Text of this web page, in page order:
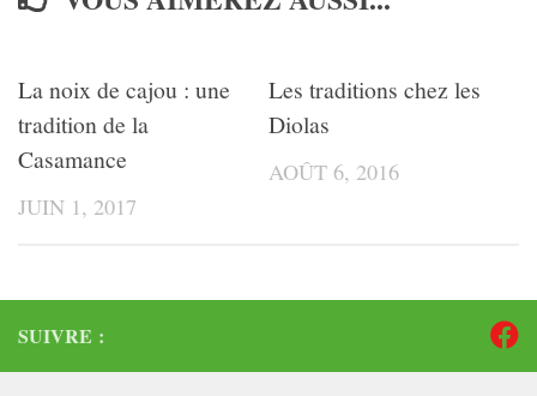
La noix de cajou : une
tradition de la
Casamance
JUIN 1, 2017
Les traditions chez les
Diolas
AOÛT 6, 2016
SUIVRE :